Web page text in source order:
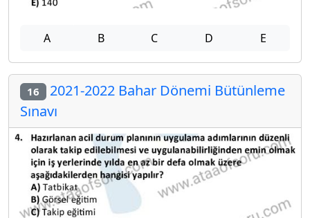
A B C D E
16 2021-2022 Bahar Dönemi Bütünleme
Sınavı